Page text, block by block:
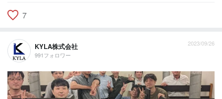
7
KYLA株式会社
991フォロワー
2023/09/26